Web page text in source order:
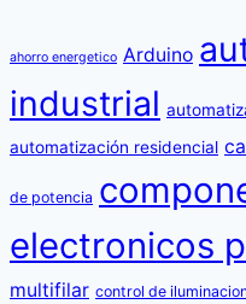
ahorro energetico Arduino
industrial
automatización residencial
de potencia
electronicos
multifilar control de